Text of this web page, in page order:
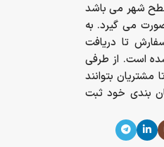
شهر می باشد
می گیرد. به
تا دریافت
است. از طرفی
مشتریان بتوانند
بندی خود ثبت